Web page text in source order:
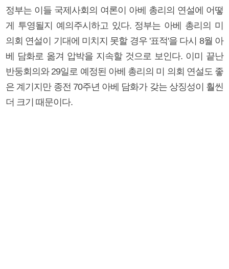
정부는 이들 국제사회의 여론이 아베 총리의 연설에 어떻
게 투영될지 예의주시하고 있다. 정부는 아베 총리의 미
의회 연설이 기대에 미치지 못할 경우 '표적'을 다시 8월 아
베 담화로 옮겨 압박을 지속할 것으로 보인다. 이미 끝난
반둥회의와 29일로 예정된 아베 총리의 미 의회 연설도 좋
은 계기지만 종전 70주년 아베 담화가 갖는 상징성이 훨씬
더 크기 때문이다.